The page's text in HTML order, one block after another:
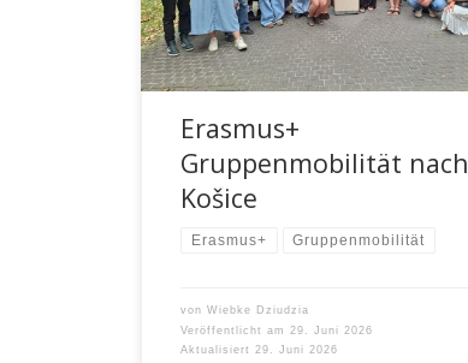
Erasmus+
Gruppenmobilität nach
Košice
Erasmus+ Gruppenmobilität
vonWiebke Dziudzia
Veröffentlicht am 29. Juni 2026
Aktualisiert 29. Juni 2026